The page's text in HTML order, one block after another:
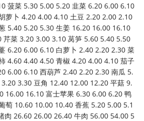
菠菜 5.30 5.00 5.20 韭菜 6.20 6.00 6.10
萝卜 4.20 4.00 4.10 土豆 2.20 2.00 2.10
5.40 5.20 5.30 生姜 16.20 16.00 16.10
芹菜 3.20 3.00 3.10 莴笋 5.60 5.40 5.50
6.20 6.00 6.10 白萝卜 2.40 2.20 2.30 菜
4.60 4.40 4.50 青椒 4.20 4.00 4.10 茄子
6.00 6.10 西葫芦 2.40 2.20 2.30 南瓜 5.
3.30 豆角 12.40 12.00 12.20 平菇 9.
16.00 16.10 富士苹果 6.30 6.00 6.20 鸭
萄 10.60 10.00 10.40 香蕉 5.20 5.00 5.1
肉 26.60 26.00 26.40 牛肉 56.00 54.00 5